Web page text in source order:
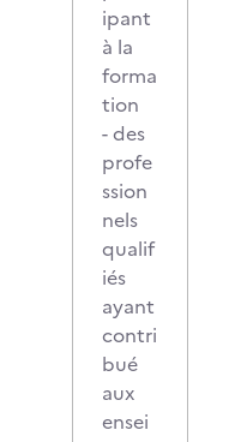
ipant
à la
forma
tion
- des
profe
ssion
nels
qualif
iés
ayant
contri
bué
aux
ensei